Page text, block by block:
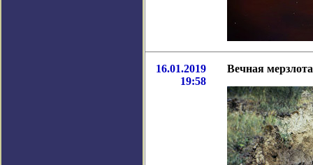
16.01.2019
19:58
Вечная